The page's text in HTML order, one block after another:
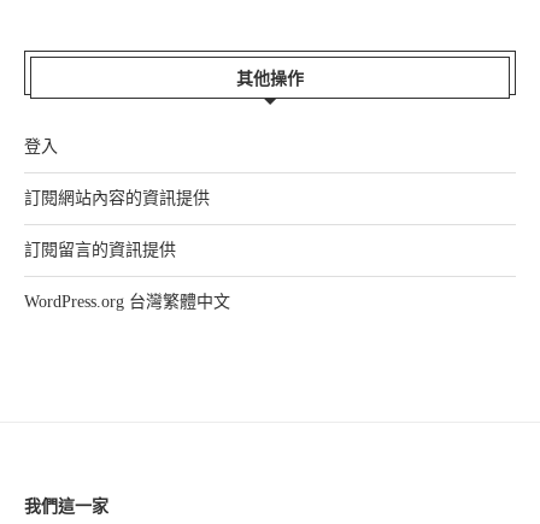
其他操作
登入
訂閱網站內容的資訊提供
訂閱留言的資訊提供
WordPress.org 台灣繁體中文
我們這一家